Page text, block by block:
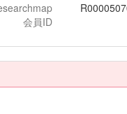
会員ID